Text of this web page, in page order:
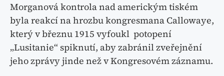
Morganová kontrola nad americkým tiském
byla reakcí na hrozbu kongresmana Callowaye,
který v březnu 1915 vyfoukl potopení
„Lusitanie“ spiknutí, aby zabránil zveřejnění
jeho zprávy jinde než v Kongresovém záznamu.